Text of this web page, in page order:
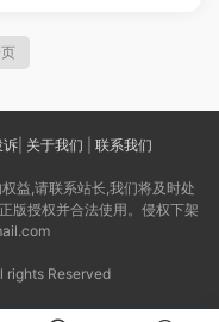
诉| 关于我们 联系我们
益,请联系站长,我们将及时处
版授权并合法使用。侵权下架
rights Reserved